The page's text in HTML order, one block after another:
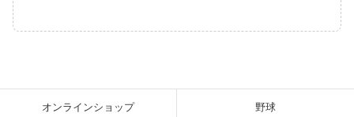
オンラインショップ 野球